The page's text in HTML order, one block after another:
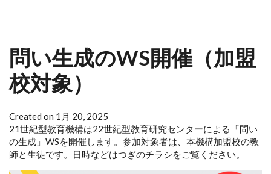
問い生成のWS開催（加盟
校対象）
Created on 1月 20, 2025
21世紀型教育機構は22世紀型教育研究センターによる「問い
の生成」WSを開催します。参加対象者は、本機構加盟校の教
師と生徒です。日時などはつぎのチラシをご覧ください。